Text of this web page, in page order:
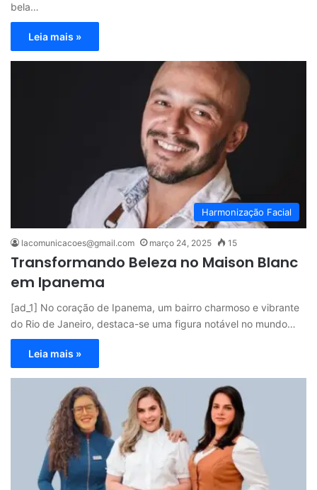
bela…
Leia mais »
Harmonização Facial
lacomunicacoes@gmail.com março 24, 2025 15
Transformando Beleza no Maison Blanc
em Ipanema
[ad_1] No coração de Ipanema, um bairro charmoso e vibrante
do Rio de Janeiro, destaca-se uma figura notável no mundo…
Leia mais »